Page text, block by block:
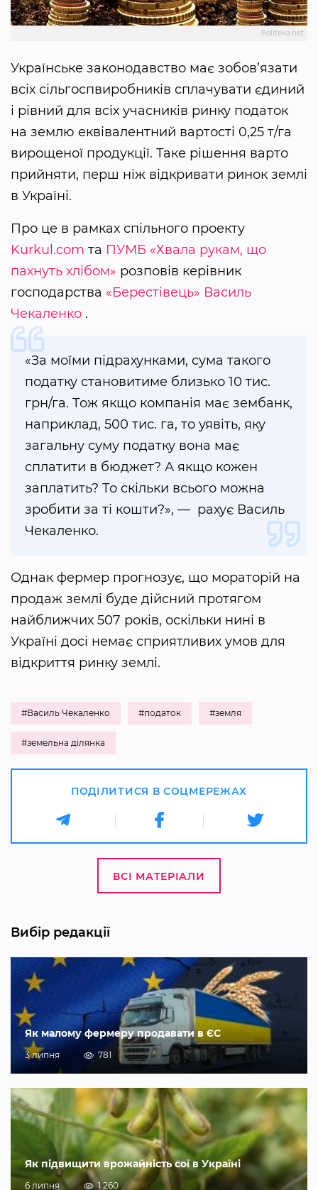
Politeka.net
Українське законодавство має зобов’язати
всіх сільгоспвиробників сплачувати єдиний
і рівний для всіх учасників ринку податок
на землю еквівалентний вартості 0,25 т/га
вирощеної продукції. Таке рішення варто
прийняти, перш ніж відкривати ринок землі
в Україні.
Про це в рамках спільного проекту
Kurkul.com та ПУМБ «Хвала рукам, що
пахнуть хлібом» розповів керівник
господарства «Берестівець» Василь
Чекаленко .
«За моїми підрахунками, сума такого
податку становитиме близько 10 тис.
грн/га. Тож якщо компанія має зембанк,
наприклад, 500 тис. га, то уявіть, яку
загальну суму податку вона має
сплатити в бюджет? А якщо кожен
заплатить? То скільки всього можна
зробити за ті кошти?», — рахує Василь
Чекаленко.
Однак фермер прогнозує, що мораторій на
продаж землі буде дійсний протягом
найближчих 507 років, оскільки нині в
Україні досі немає сприятливих умов для
відкриття ринку землі.
#Василь Чекаленко #податок #земля
#земельна ділянка
ПОДІЛИТИСЯ В СОЦМЕРЕЖАХ
ВСІ МАТЕРІАЛИ
Вибір редакції
Як малому фермеру продавати в ЄС
3 липня 781
Як підвищити врожайність сої в Україні
6 липня 1 260